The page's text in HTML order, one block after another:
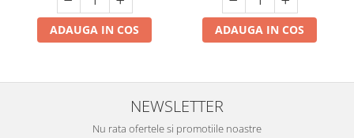
ADAUGA IN COS ADAUGA IN COS
NEWSLETTER
Nu rata ofertele si promotiile noastre